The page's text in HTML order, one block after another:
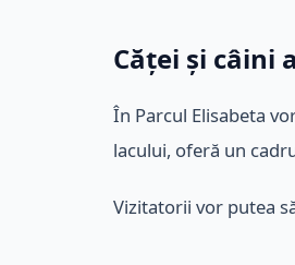
Căței și
În Parcul Elisabeta
lacului, oferă un
Vizitatorii vor putea